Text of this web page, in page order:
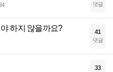
댓글
하지 않을까요? 41
댓글
33